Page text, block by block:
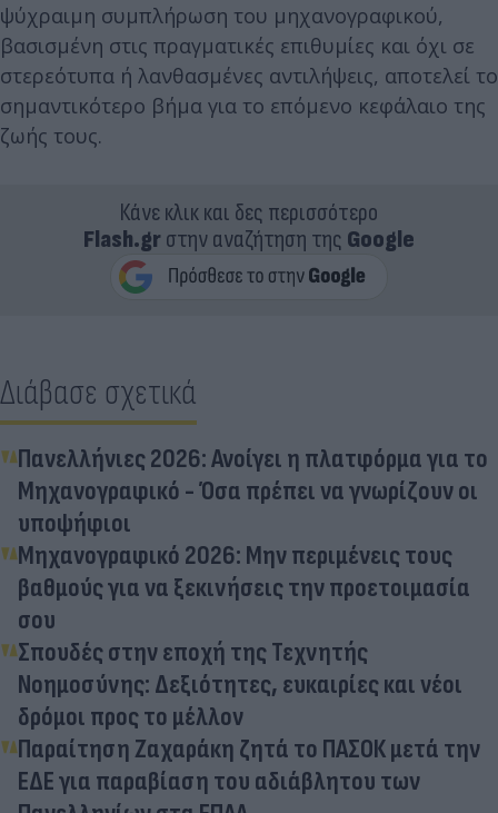
ψύχραιμη συμπλήρωση του μηχανογραφικού,
βασισμένη στις πραγματικές επιθυμίες και όχι σε
στερεότυπα ή λανθασμένες αντιλήψεις, αποτελεί το
σημαντικότερο βήμα για το επόμενο κεφάλαιο της
ζωής τους.
Κάνε κλικ και δες περισσότερο
Flash.grστην αναζήτηση της Google
Διάβασε σχετικά
Πανελλήνιες 2026: Ανοίγει η πλατφόρμα για το
Μηχανογραφικό - Όσα πρέπει να γνωρίζουν οι
υποψήφιοι
Μηχανογραφικό 2026: Μην περιμένεις τους
βαθμούς για να ξεκινήσεις την προετοιμασία
σου
Σπουδές στην εποχή της Τεχνητής
Νοημοσύνης: Δεξιότητες, ευκαιρίες και νέοι
δρόμοι προς το μέλλον
Παραίτηση Ζαχαράκη ζητά το ΠΑΣΟΚ μετά την
ΕΔΕ για παραβίαση του αδιάβλητου των